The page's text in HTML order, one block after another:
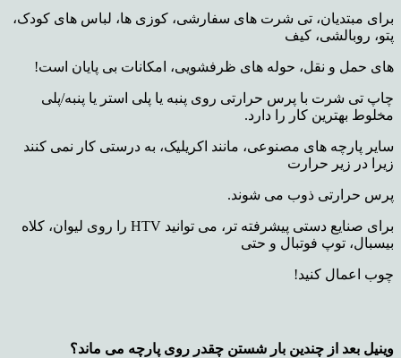
برای مبتدیان، تی شرت های سفارشی، کوزی ها، لباس های کودک،
پتو، روبالشی، کیف
های حمل و نقل، حوله های ظرفشویی، امکانات بی پایان است!
چاپ تی شرت با پرس حرارتی روی پنبه یا پلی استر یا پنبه/پلی
مخلوط بهترین کار را دارد.
سایر پارچه های مصنوعی، مانند اکریلیک، به درستی کار نمی کنند
زیرا در زیر حرارت
پرس حرارتی ذوب می شوند.
برای صنایع دستی پیشرفته تر، می توانید HTV را روی لیوان، کلاه
بیسبال، توپ فوتبال و حتی
چوب اعمال کنید!
وینیل بعد از چندین بار شستن چقدر روی پارچه می ماند؟